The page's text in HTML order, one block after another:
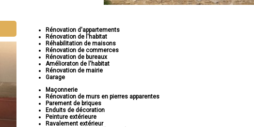
Rénovation d'appartements
Rénovation de l'habitat
Réhabilitation de maisons
Rénovation de commerces
Rénovation de bureaux
Amélioraton de l'habitat
Rénovation de mairie
Garage
Maçonnerie
Rénovation de murs en pierres apparentes
Parement de briques
Enduits de décoration
Peinture extérieure
Ravalement extérieur